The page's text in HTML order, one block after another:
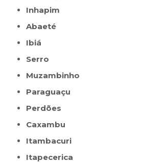
Inhapim
Abaeté
Ibiá
Serro
Muzambinho
Paraguaçu
Perdões
Caxambu
Itambacuri
Itapecerica